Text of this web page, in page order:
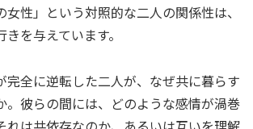
性」という対照的な二人の関係性は、
を与えています。
完全に逆転した二人が、なぜ共に暮らす
。彼らの間には、どのような感情が渦巻